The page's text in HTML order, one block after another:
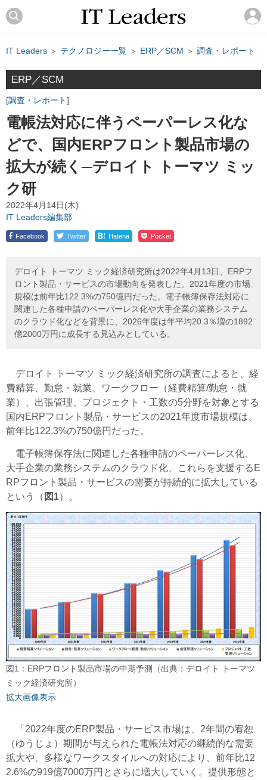
IT Leaders ＞ テクノロジー一覧 ＞ ERP／SCM ＞ 調査・レポート
ERP／SCM
調査・レポート
電帳法対応に伴うペーパーレス化な
どで、国内ERPフロント製品市場の
拡大が続く─デロイト トーマツ ミッ
ク研
2022年4月14日(木)
IT Leaders編集部
Facebook Twitter ! Hatena Pocket
デロイト トーマツ ミック経済研究所は2022年4月13日、ERPフ
ロント製品・サービスの市場動向を発表した。2021年度の市場
規模は前年比122.3%の750億円だった。電子帳簿保存法対応に
関連した各種申請のペーパーレス化や大手企業の業務システム
のクラウド化などを背景に、2026年度は年平均20.3％増の1892
億2000万円に成長する見込みとしている。
デロイト トーマツ ミック経済研究所の調査によると、経
費精算、勤怠・就業、ワークフロー（経費精算/勤怠・就
業）、出張管理、プロジェクト・工数の5分野を対象とする
国内ERPフロント製品・サービスの2021年度市場規模は、
前年比122.3%の750億円だった。
電子帳簿保存法に関連した各種申請のペーパーレス化、
大手企業の業務システムのクラウド化、これらを支援するE
RPフロント製品・サービスの需要が持続的に拡大している
という（ 図1）。
図1：ERPフロント製品市場の中期予測（出典：デロイト トーマツ
ミック経済研究所）
拡大画像表示
「2022年度のERP製品・サービス市場は、2年間の宥恕
（ゆうじょ） 期間が与えられた電帳法対応の継続的な需要
拡大や、多様なワークスタイルへの対応により、前年比12
2.6%の919億7000万円とさらに増大していく。提供形態と